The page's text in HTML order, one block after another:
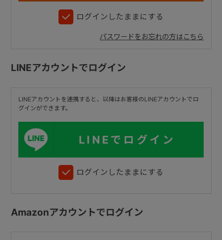
ログインしたままにする
パスワードをお忘れの方はこちら
LINEアカウントでログイン
LINEアカウントを連携すると、以降はお客様のLINEアカウントでロ
グインができます。
LINEでログイン
ログインしたままにする
Amazonアカウントでログイン